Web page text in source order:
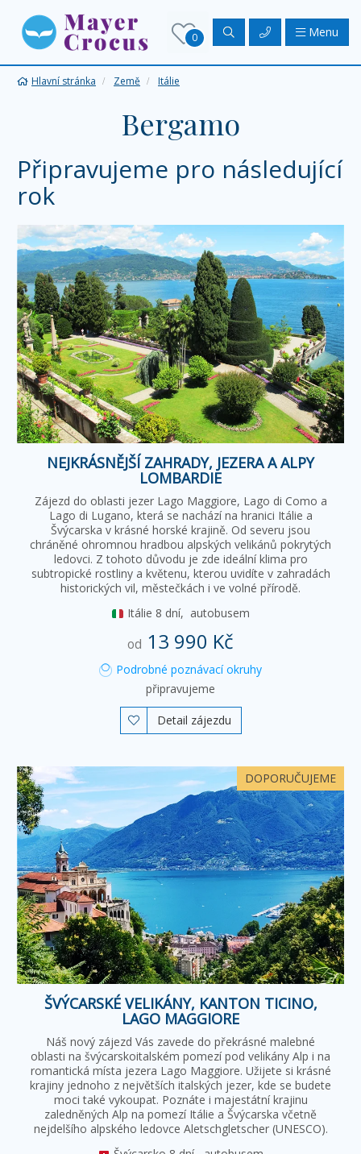
0 Menu
Hlavní stránka Země Itálie
Bergamo
Připravujeme pro následující
rok
NEJKRÁSNĚJŠÍ ZAHRADY, JEZERA A ALPY
LOMBARDIE
Zájezd do oblasti jezer Lago Maggiore, Lago di Como a
Lago di Lugano, která se nachází na hranici Itálie a
Švýcarska v krásné horské krajině. Od severu jsou
chráněné ohromnou hradbou alpských velikánů pokrytých
ledovci. Z tohoto důvodu je zde ideální klima pro
subtropické rostliny a květenu, kterou uvidíte v zahradách
historických vil, městečkách i ve volné přírodě.
Itálie 8 dní, autobusem
od 13 990 Kč
Podrobné poznávací okruhy
připravujeme
 Detail zájezdu
DOPORUČUJEME
ŠVÝCARSKÉ VELIKÁNY, KANTON TICINO,
LAGO MAGGIORE
Náš nový zájezd Vás zavede do překrásné malebné
oblasti na švýcarskoitalském pomezí pod velikány Alp i na
romantická místa jezera Lago Maggiore. Užijete si krásné
krajiny jednoho z největších italských jezer, kde se budete
moci také vykoupat. Poznáte i majestátní krajinu
zaledněných Alp na pomezí Itálie a Švýcarska včetně
nejdelšího alpského ledovce Aletschgletscher (UNESCO).